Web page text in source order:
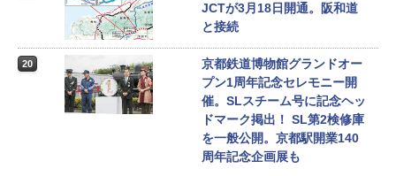
JCTが3月18日開通。阪和道
と接続
20
京都鉄道博物館グランドオー
プン1周年記念セレモニー開
催。SLスチーム号に記念ヘッ
ドマーク掲出！ SL第2検修庫
を一般公開。京都駅開業140
周年記念企画展も